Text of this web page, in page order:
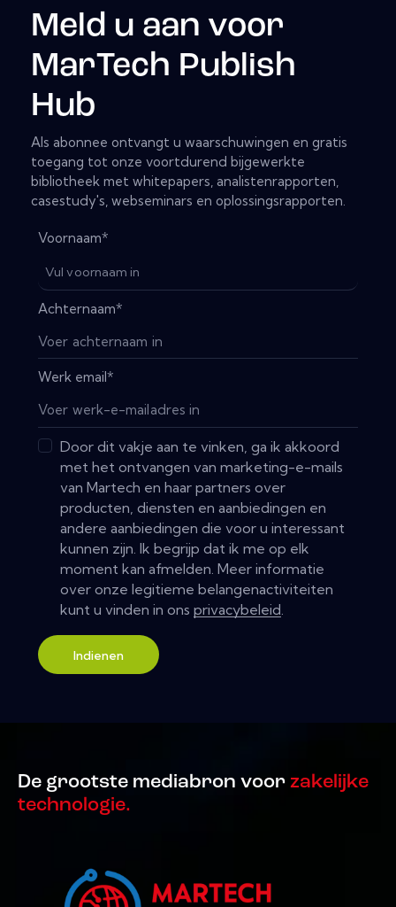
Meld u aan voor
MarTech Publish
Hub
Als abonnee ontvangt u waarschuwingen en gratis
toegang tot onze voortdurend bijgewerkte
bibliotheek met whitepapers, analistenrapporten,
casestudy's, webseminars en oplossingsrapporten.
Voornaam*
Achternaam*
Werk email*
Door dit vakje aan te vinken, ga ik akkoord
met het ontvangen van marketing-e-mails
van Martech en haar partners over
producten, diensten en aanbiedingen en
andere aanbiedingen die voor u interessant
kunnen zijn. Ik begrijp dat ik me op elk
moment kan afmelden. Meer informatie
over onze legitieme belangenactiviteiten
kunt u vinden in onsprivacybeleid
Indienen
De grootste mediabron voor zakelijke
technologie.